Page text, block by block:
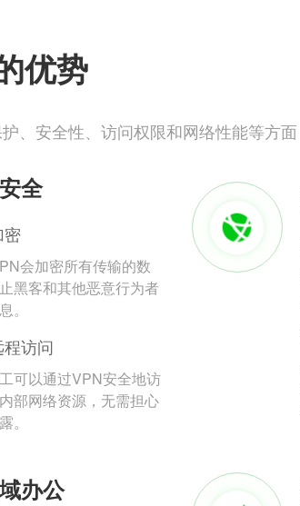
优势
、安全性、访问权限和网络性能等方面
全
密
会加密所有传输的数
黑客和其他恶意行为者
。
访问
可以通过VPN安全地访
部网络资源，无需担心
。
办公